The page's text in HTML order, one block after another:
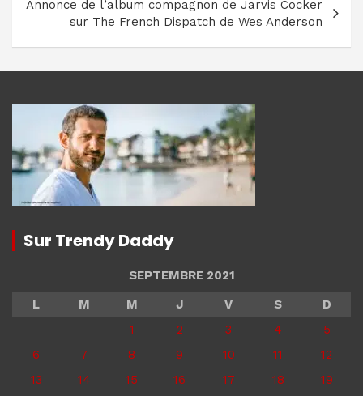
Annonce de l’album compagnon de Jarvis Cocker
sur The French Dispatch de Wes Anderson
Sur Trendy Daddy
SEPTEMBRE 2021
L
M M J V S
D
1
2 3 4
5
6
7 8 9 10 11
12
13
14 15 16 17 18
19